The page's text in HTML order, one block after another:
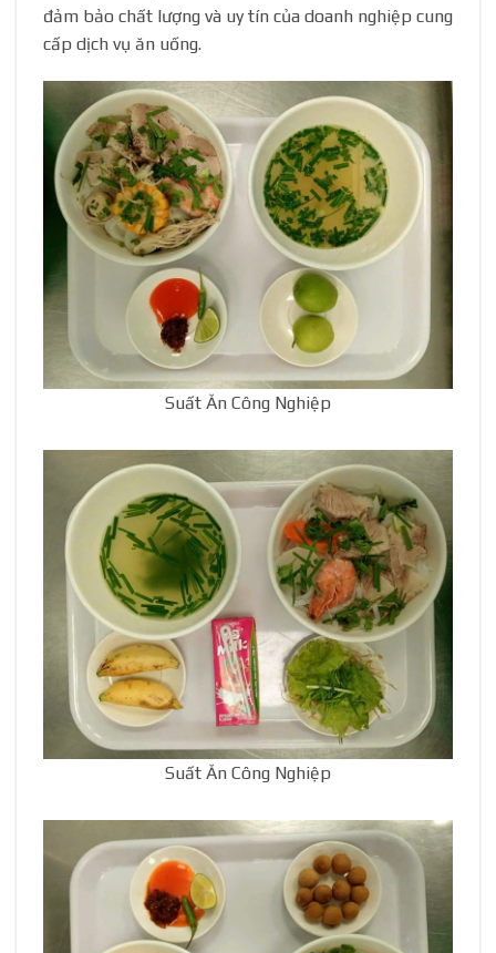
đảm bảo chất lượng và uy tín của doanh nghiệp cung
cấp dịch vụ ăn uống.
Suất Ăn Công Nghiệp
Suất Ăn Công Nghiệp